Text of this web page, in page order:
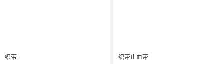
织带
织带止血带